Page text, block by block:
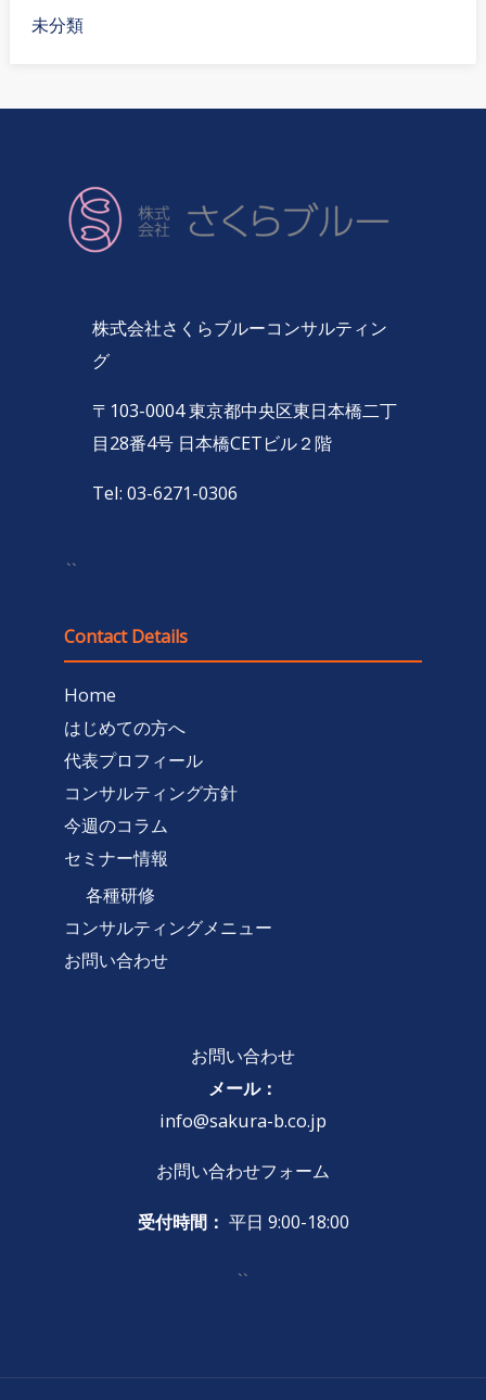
未分類
株式会社さくらブルーコンサルティン
グ
〒103-0004 東京都中央区東日本橋二丁
目28番4号 日本橋CETビル２階
Tel: 03-6271-0306
``
Contact Details
Home
はじめての方へ
代表プロフィール
コンサルティング方針
今週のコラム
セミナー情報
各種研修
コンサルティングメニュー
お問い合わせ
お問い合わせ
メール：
info@sakura-b.co.jp
お問い合わせフォーム
受付時間： 平日 9:00-18:00
``